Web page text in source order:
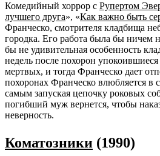
Комедийный хоррор с Рупертом
лучшего друга», «Как важно быть
Франческо, смотрителя кладбища
городка. Его работа была бы ничем
бы не удивительная особенность
недель после похорон
мертвых, и тогда Франческо дает
похоронах Франческо влюбляется в
самым запуская цепочку роковых
погибший муж вернется, чтобы
неверность.
Коматозники (1990)